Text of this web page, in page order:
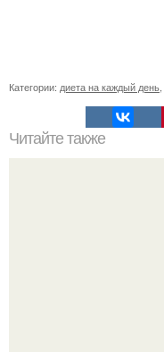
Категории: диета на каждый день
Читайте также